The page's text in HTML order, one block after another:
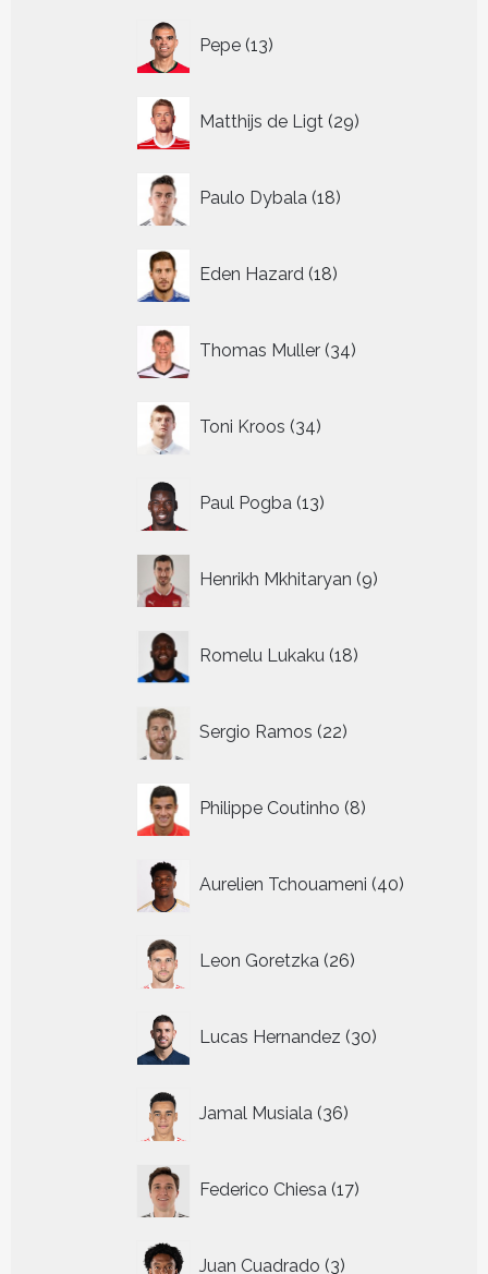
Pepe 13
producten
Matthijs de Ligt 29
producten
Paulo Dybala 18
producten
Eden Hazard 18
producten
Thomas Muller 34
producten
Toni Kroos 34
producten
Paul Pogba 13
producten
Henrikh Mkhitaryan 9
producten
Romelu Lukaku 18
producten
Sergio Ramos 22
producten
Philippe Coutinho 8
producten
Aurelien Tchouameni 40
producten
Leon Goretzka 26
producten
Lucas Hernandez 30
producten
Jamal Musiala 36
producten
Federico Chiesa 17
producten
Juan Cuadrado 3